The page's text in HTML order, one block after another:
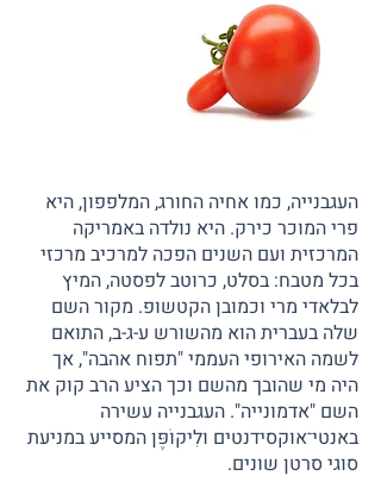
העגבנייה, כמו אחיה החורג, המלפפון, היא
פרי המוכר כירק. היא נולדה באמריקה
המרכזית ועם השנים הפכה למרכיב מרכזי
בכל מטבח: בסלט, כרוטב לפסטה, המיץ
לבלאדי מרי וכמובן הקטשופ. מקור השם
שלה בעברית הוא מהשורש ע-ג-ב, התואם
לשמה האירופי העממי "תפוח אהבה", אך
היה מי שהובך מהשם וכך הציע הרב קוק את
השם "אדמונייה". העגבנייה עשירה
באנטי־אוקסידנטים ולִיקוֹפֶּן המסייע במניעת
סוגי סרטן שונים.